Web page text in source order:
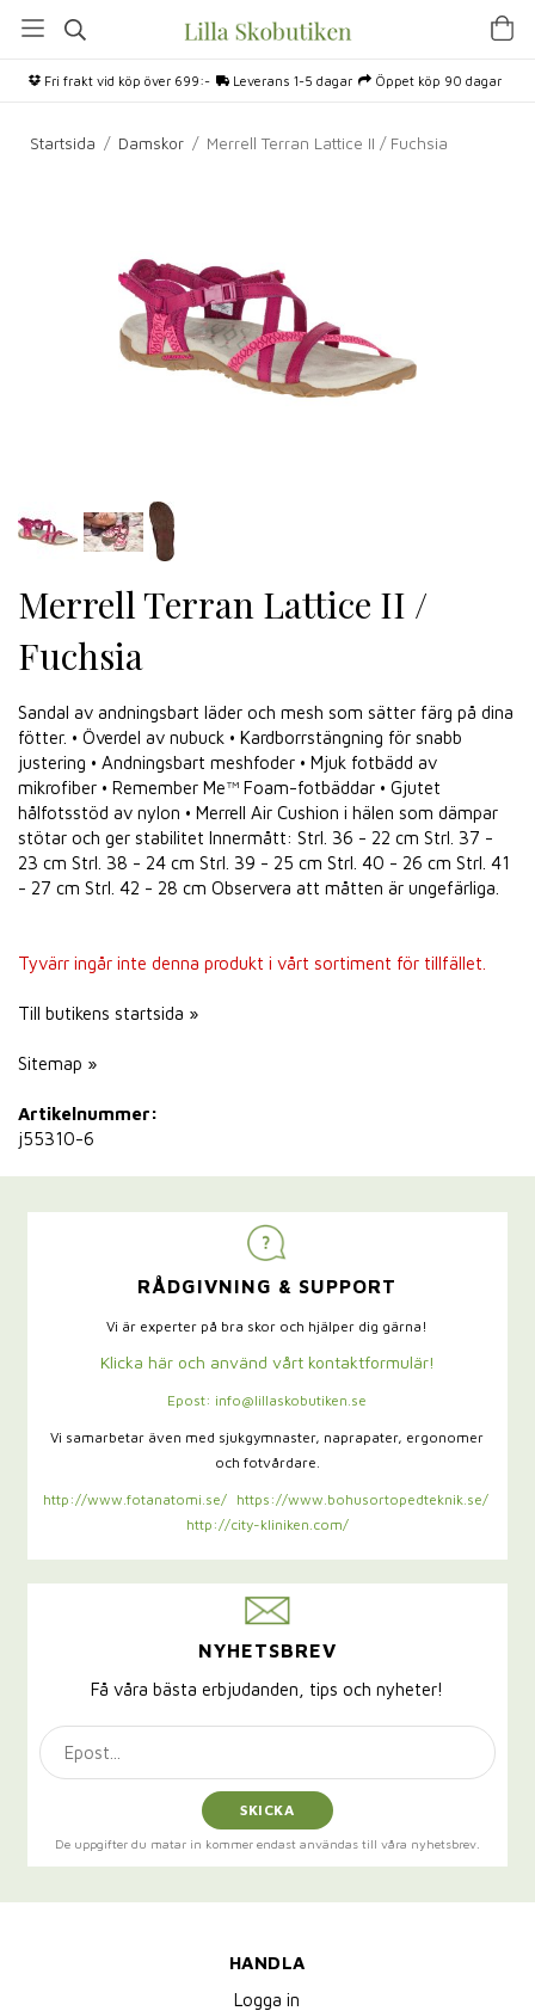
Fri frakt vid köp över 699:- Leverans 1-5 dagar Öppet köp 90 dagar
Startsida / Damskor / Merrell Terran Lattice II / Fuchsia
Merrell Terran Lattice II /
Fuchsia
Sandal av andningsbart läder och mesh som sätter färg på dina
fötter. • Överdel av nubuck • Kardborrstängning för snabb
justering • Andningsbart meshfoder • Mjuk fotbädd av
mikrofiber • Remember Me™ Foam-fotbäddar • Gjutet
hålfotsstöd av nylon • Merrell Air Cushion i hälen som dämpar
stötar och ger stabilitet Innermått: Strl. 36 - 22 cm Strl. 37 -
23 cm Strl. 38 - 24 cm Strl. 39 - 25 cm Strl. 40 - 26 cm Strl. 41
- 27 cm Strl. 42 - 28 cm Observera att måtten är ungefärliga.
Tyvärr ingår inte denna produkt i vårt sortiment för tillfället.
Till butikens startsida »
Sitemap »
Artikelnummer:
j55310-6
RÅDGIVNING & SUPPORT
Vi är experter på bra skor och hjälper dig gärna!
Klicka här och använd vårt kontaktformulär!
Epost: info@lillaskobutiken.se
Vi samarbetar även med sjukgymnaster, naprapater, ergonomer
och fotvårdare.
http://www.fotanatomi.se/
https://www.bohusortopedteknik.se/
http://city-kliniken.com/
NYHETSBREV
Få våra bästa erbjudanden, tips och nyheter!
SKICKA
De uppgifter du matar in kommer endast användas till våra nyhetsbrev.
HANDLA
Logga in